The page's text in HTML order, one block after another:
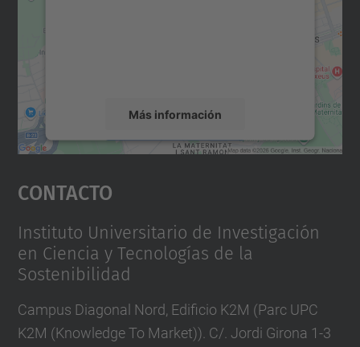
Más información
Aceptar
powered by
Contacto
Instituto Universitario de Investigación
en Ciencia y Tecnologías de la
Sostenibilidad
Campus Diagonal Nord, Edificio K2M (Parc UPC
K2M (Knowledge To Market)). C/. Jordi Girona 1-3